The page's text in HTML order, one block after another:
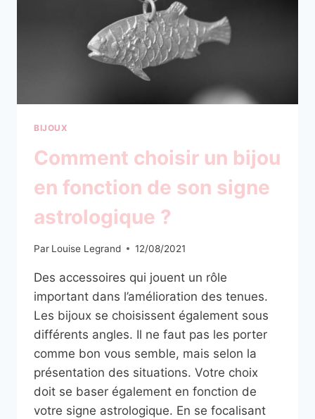
BIJOUX
Comment choisir un bijou
en fonction de son signe
astrologique ?
Par Louise Legrand 12/08/2021
Des accessoires qui jouent un rôle
important dans l’amélioration des tenues.
Les bijoux se choisissent également sous
différents angles. Il ne faut pas les porter
comme bon vous semble, mais selon la
présentation des situations. Votre choix
doit se baser également en fonction de
votre signe astrologique. En se focalisant